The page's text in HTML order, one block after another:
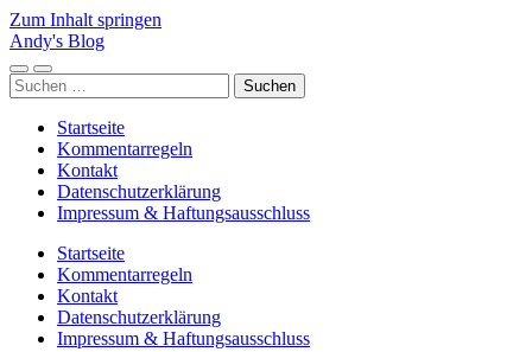
Zum Inhalt springen
Andy's Blog
Mobile-
Menü
Suchfeld
ein-/ausblenden
Suchen
nach:
Startseite
Kommentarregeln
Kontakt
Datenschutzerklärung
Impressum & Haftungsausschluss
Startseite
Kommentarregeln
Kontakt
Datenschutzerklärung
Impressum & Haftungsausschluss